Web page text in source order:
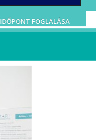
IDŐPONT FOGLALÁSA